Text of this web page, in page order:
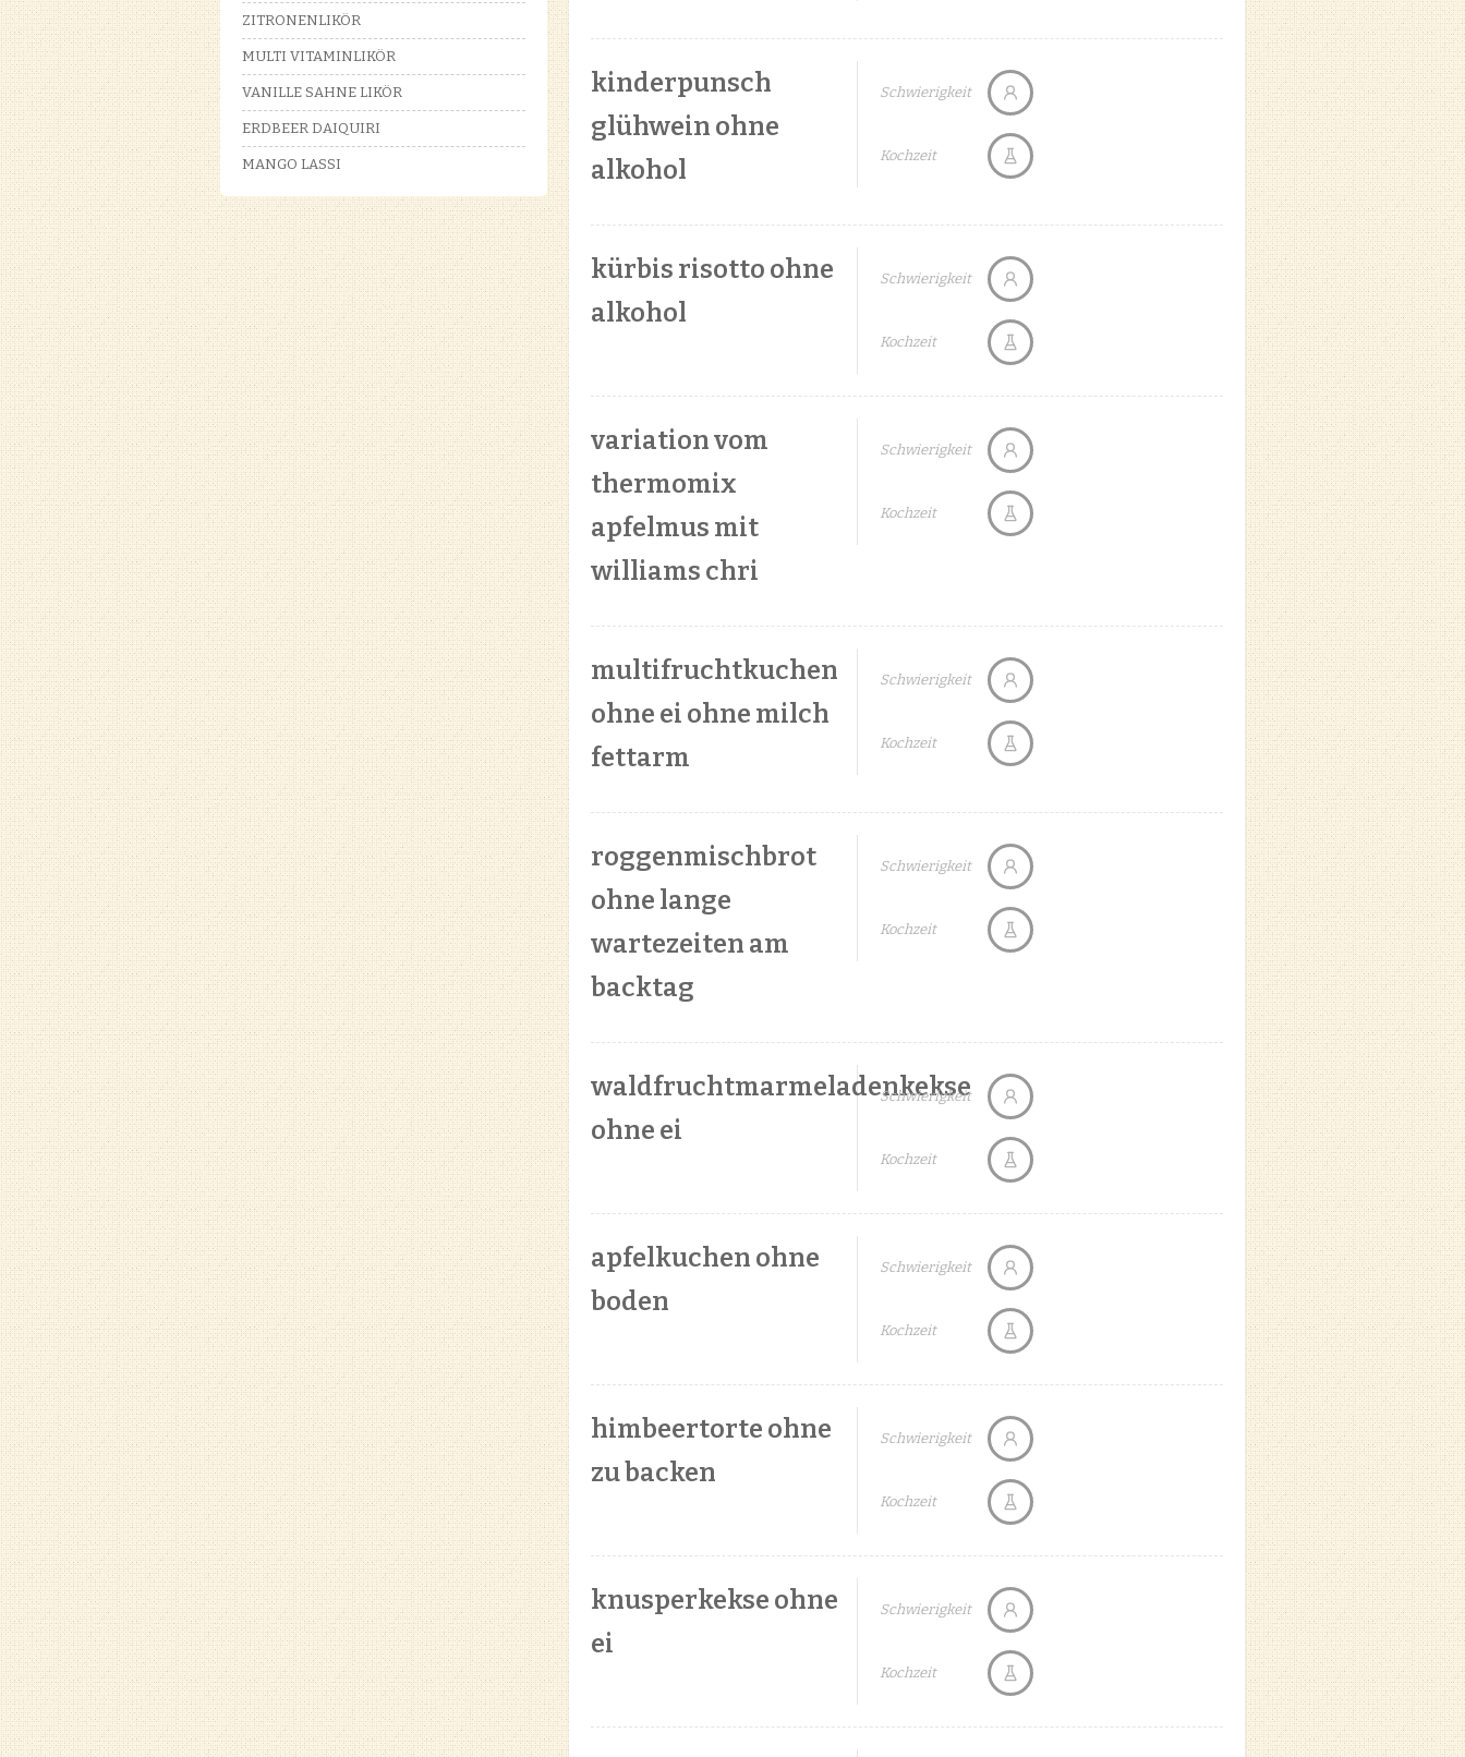
kinderpunsch
glühwein ohne
alkohol
Schwierigkeit
Kochzeit
kürbis risotto ohne
alkohol
Schwierigkeit
Kochzeit
variation vom
thermomix
apfelmus mit
williams chri
Schwierigkeit
Kochzeit
multifruchtkuchen
ohne ei ohne milch
fettarm
Schwierigkeit
Kochzeit
roggenmischbrot
ohne lange
wartezeiten am
backtag
Schwierigkeit
Kochzeit
waldfruchtmarmeladenkekse
ohne ei
Schwierigkeit
Kochzeit
apfelkuchen ohne
boden
Schwierigkeit
Kochzeit
himbeertorte ohne
zu backen
Schwierigkeit
Kochzeit
knusperkekse ohne
ei
Schwierigkeit
Kochzeit
ZITRONENLIKÖR
MULTI VITAMINLIKÖR
VANILLE SAHNE LIKÖR
ERDBEER DAIQUIRI
MANGO LASSI